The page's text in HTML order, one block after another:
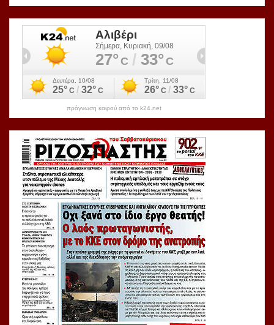
πρόγνωση καιρού από το k24.net